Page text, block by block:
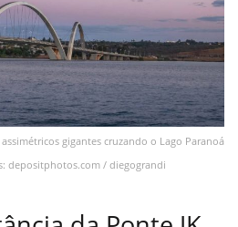
gigantes cruzando o Lago Paranoá
depositphotos.com / diegograndi